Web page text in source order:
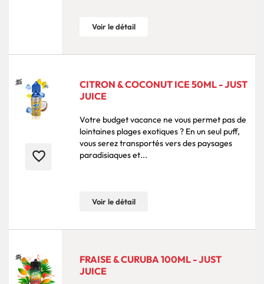
Voir le détail
favorite_border
CITRON & COCONUT ICE 50ML - JUST
JUICE
Votre budget vacance ne vous permet pas de
lointaines plages exotiques ? En un seul puff,
vous serez transportés vers des paysages
paradisiaques et...
Voir le détail
FRAISE & CURUBA 100ML - JUST
JUICE